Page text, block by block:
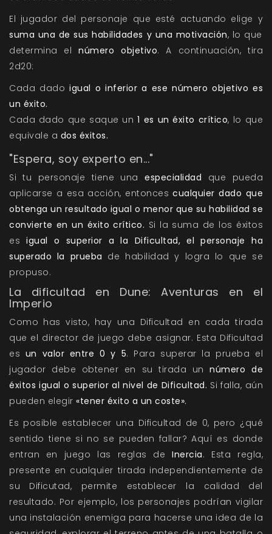
El jugador del personaje que esté actuando elige y
suma una de sus habilidades y una motivación, lo que
determina elnúmero objetivo. A continuación, tira
2d20:
Cada dado igual o inferior a ese número objetivo es
un éxito.
Cada dado que saque un1 es un éxito crítico, lo que
equivale a dos éxitos.
"Espera, soy experto en..."
Si tu personaje tiene unaespecialidad que pueda
aplicarse a esa acción, entoncescualquier dado que
obtenga un resultado igual o menor que su habilidad se
convierte en un éxito crítico. Si la suma de los éxitos
esigual o superior a la Dificultad, el personaje ha
superado la prueba de habilidad y logra lo que se
propuso.
La dificultad en Dune: Aventuras en el
Imperio
Como has visto, hay una Dificultad en cada tirada
que el director de juego debe asignar. Esta Dificultad
es un valor entre 0 y 5. Para superar la prueba el
jugador debe obtener en su tirada unnúmero de
éxitos igual o superior al nivel de Dificultad. Si falla, aún
pueden elegir «tener éxito a un coste».
Es posible establecer una Dificultad de 0, pero ¿qué
sentido tiene si no se pueden fallar? Aquí es donde
entran en juego las reglas deInercia. Esta regla,
presente en cualquier tirada independientemente de
su Dificutad, permite establecer la calidad del
resultado. Por ejemplo, los personajes podrían vigilar
una instalación enemiga para hacerse una idea de la